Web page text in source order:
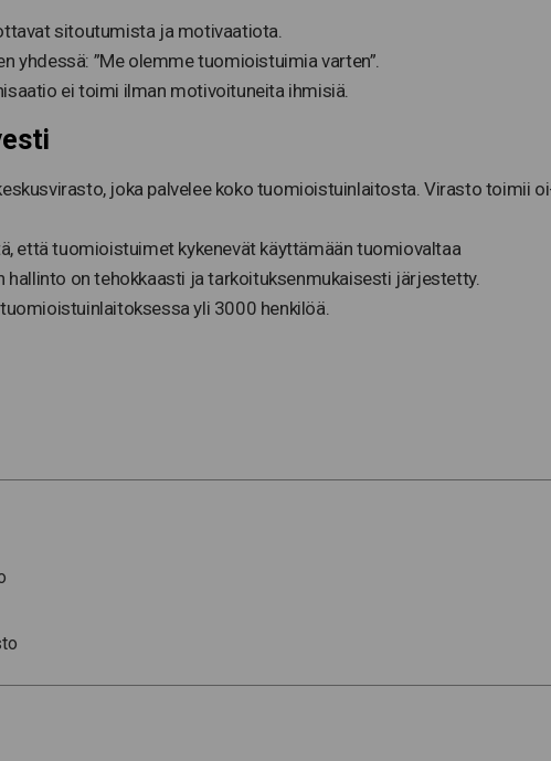
sitoutumista ja motivaatiota.
yhdessä: ”Me olemme tuomioistuimia varten”.
ei toimi ilman motivoituneita ihmisiä.
joka pal­ve­lee koko tuo­miois­tuin­lai­tos­ta. Virasto toi­mii
että tuomioistuimet kykenevät käyttämään tuomiovaltaa
on tehokkaasti ja tarkoituksenmukaisesti järjestetty.
yli 3000 henkilöä.